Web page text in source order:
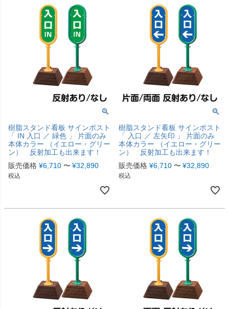
樹脂スタンド看板 サインポスト
「 IN 入口 ／ 緑色 」 片面のみ
本体カラー （イエロー・グリー
ン） 反射加工も出来ます！
販売価格 ¥6,710 〜 ¥32,890
税込
樹脂スタンド看板 サインポスト
「 入口 ／ 左矢印 」 片面のみ
本体カラー （イエロー・グリー
ン） 反射加工も出来ます！
販売価格 ¥6,710 〜 ¥32,890
税込